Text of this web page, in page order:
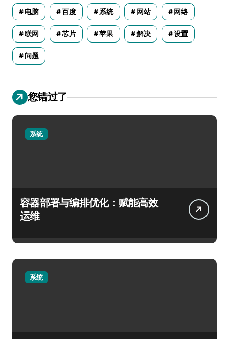
电脑 百度 系统 网站 网络
联网 芯片 苹果 解决 设置
问题
您错过了
系统
容器部署与编排优化：赋能高效
运维
系统